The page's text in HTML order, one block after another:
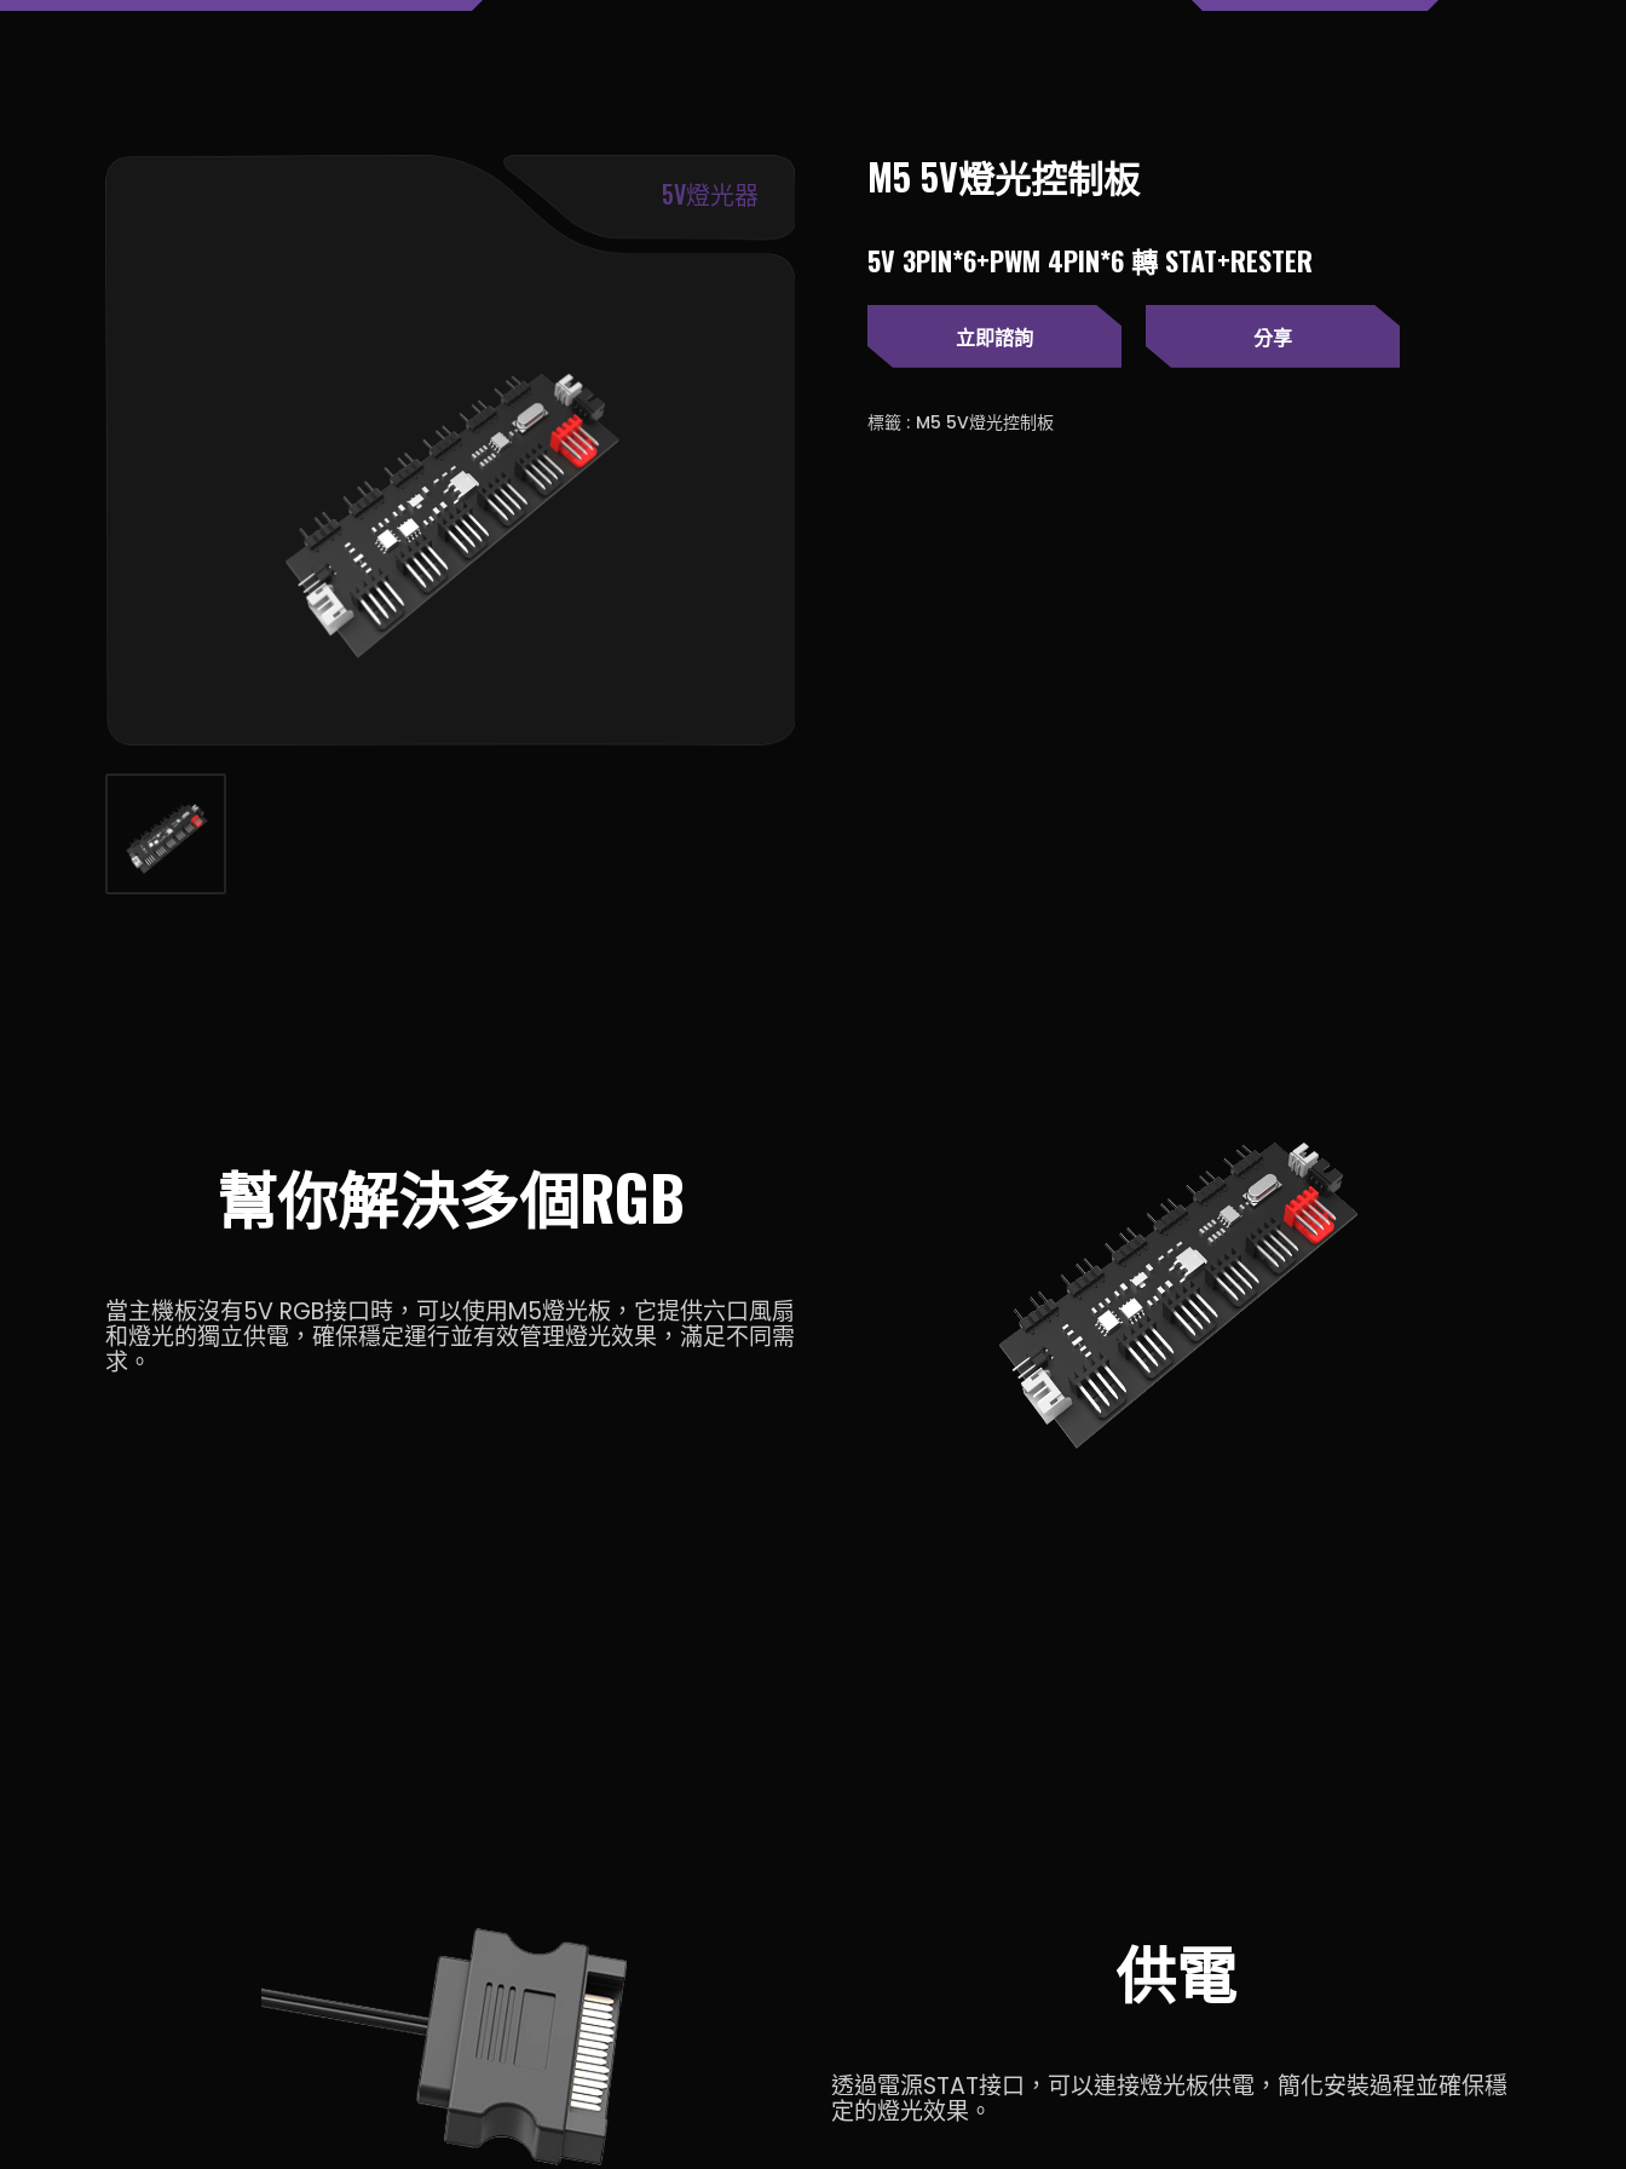
5V燈光器 M5 5V燈光控制板
5V 3PIN*6+PWM 4PIN*6 轉 STAT+RESTER
立即諮詢 分享
標籤 : M5 5V燈光控制板
幫你解決多個RGB
當主機板沒有5V RGB接口時，可以使用M5燈光板，它提供六口風扇
和燈光的獨立供電，確保穩定運行並有效管理燈光效果，滿足不同需
求。
供電
透過電源STAT接口，可以連接燈光板供電，簡化安裝過程並確保穩
定的燈光效果。